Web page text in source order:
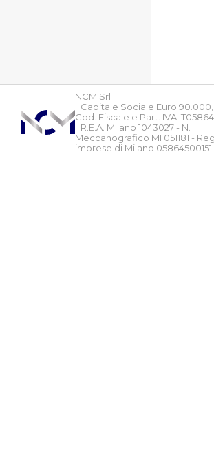
NCM Srl
Capitale Sociale Euro
Cod. Fiscale e Part. IVA
R.E.A. Milano 1043027 - N.
Meccanografico MI 051181 -
imprese di Milano 05864500151